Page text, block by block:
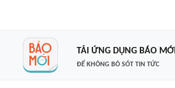
TẢI ỨNG DỤNG BÁO MỚI
ĐỂ KHÔNG BỎ SÓT TIN TỨC